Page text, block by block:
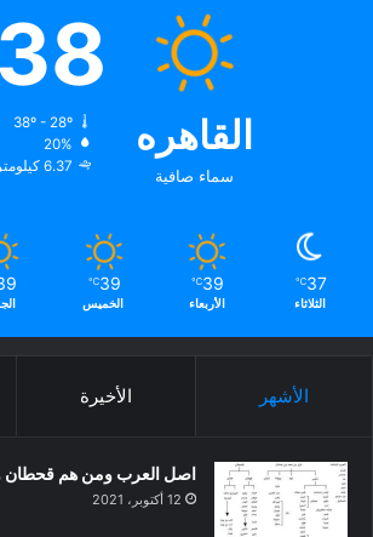
القاهره
سماء صافية
38
38º - 28º
20%
6.37 كيلومتر/ساعة
37
℃
الثلاثاء
39
℃
الأربعاء
39
℃
الخميس
الأشهر الأخيرة
اصل العرب ومن هم قحطان
12 أكتوبر، 2021